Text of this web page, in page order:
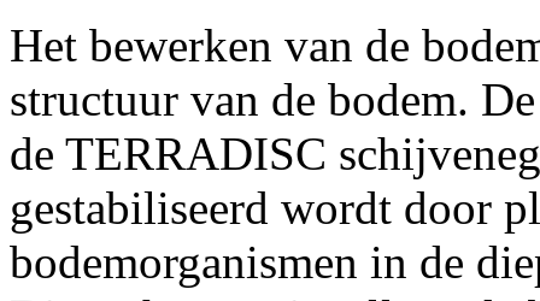
Het bewerken van de
structuur van de bodem.
de TERRADISC
gestabiliseerd wordt door
bodemorganismen in de